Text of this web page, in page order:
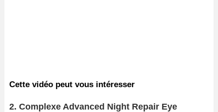
Cette vidéo peut vous intéresser
2. Complexe Advanced Night Repair Eye